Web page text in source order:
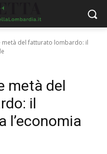
metà del fatturato lombardo: il
metà del
il
l’economia